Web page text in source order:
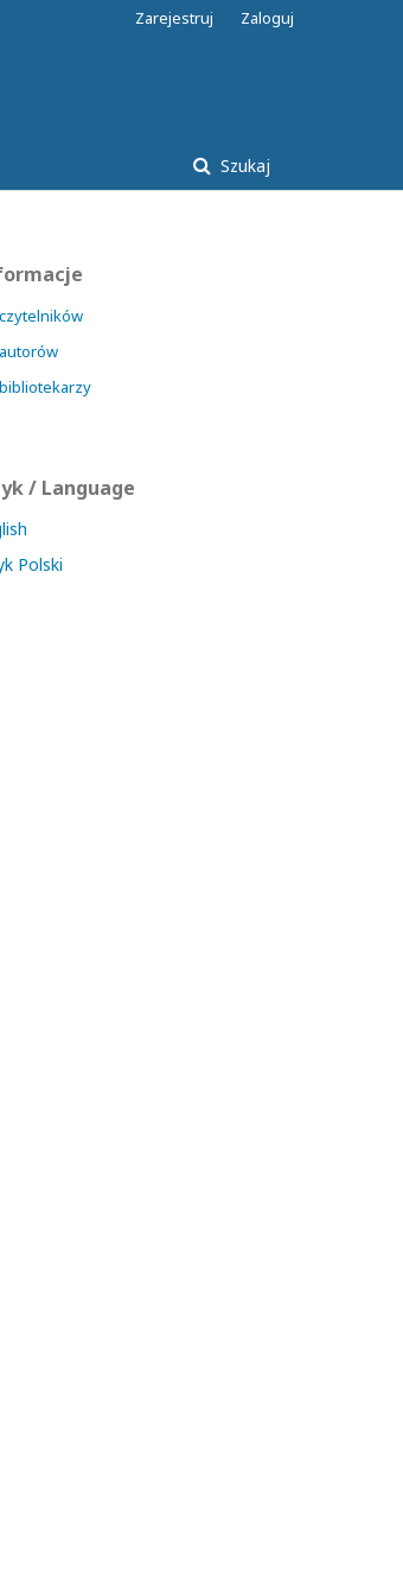
Szukaj
Zarejestruj Zaloguj
/ Language
Polski